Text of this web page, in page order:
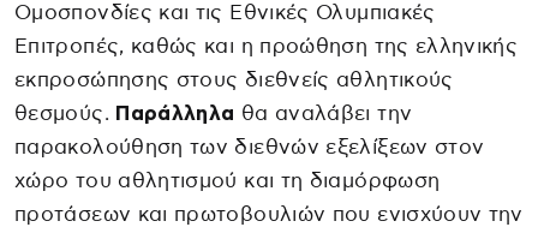
Ομοσπονδίες και τις Εθνικές Ολυμπιακές
Επιτροπές, καθώς και η προώθηση της ελληνικής
εκπροσώπησης στους διεθνείς αθλητικούς
θεσμούς. Παράλληλα θα αναλάβει την
παρακολούθηση των διεθνών εξελίξεων στον
χώρο του αθλητισμού και τη διαμόρφωση
προτάσεων και πρωτοβουλιών που ενισχύουν την